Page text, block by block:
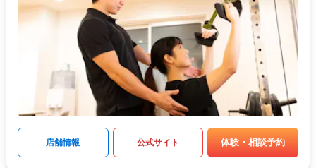
店舗情報 公式サイト 体験・相談予約